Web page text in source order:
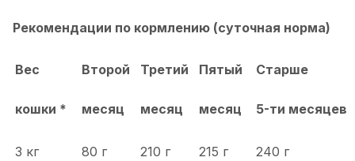
Рекомендации по кормлению (суточная норма)
Вес
кошки *
Второй
месяц
Третий
месяц
Пятый
месяц
Старше
5-ти месяцев
3 кг 80 г 210 г 215 г 240 г